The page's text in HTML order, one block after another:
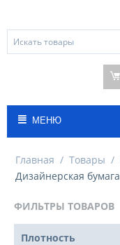
МЕНЮ
Главная / Товары /
Дизайнерская бумага
ФИЛЬТРЫ ТОВАРОВ
Плотность